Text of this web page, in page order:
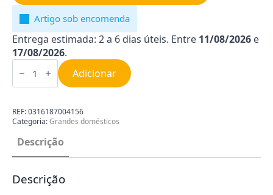
Artigo sob encomenda
Entrega estimada: 2 a 6 dias úteis. Entre 11/08/2026 e
17/08/2026.
Quantidade
de
Fogão
0316187004156
Adicionar
REF:0316187004156
Categoria:Grandes domésticos
Descrição
Descrição